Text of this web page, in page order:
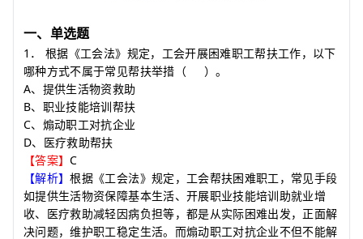
一、单选题
1 ．
根据《工会法》规定，工会开展困难职工帮扶工作，以下
哪种方式不属于常见帮扶举措 （ ）。
A、提供生活物资救助
B、职业技能培训帮扶
C、煽动职工对抗企业
D、医疗救助帮扶
【答案】C
【解析】根据《工会法》规定，工会帮扶困难职工，常见手段
如提供生活物资保障基本生活、开展职业技能培训助就业增
收、医疗救助减轻因病负担等，都是从实际困难出发，正面解
决问题，维护职工稳定生活。而煽动职工对抗企业不但不能解